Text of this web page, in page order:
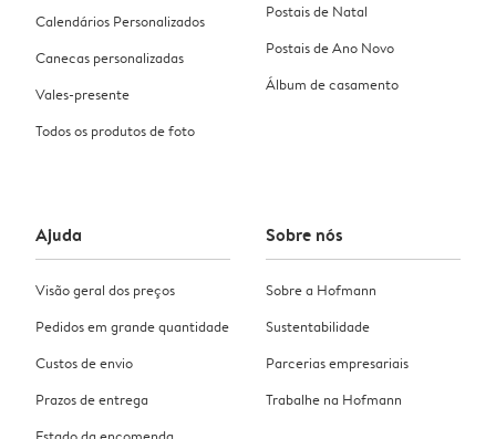
Calendários Personalizados
Canecas personalizadas
Vales-presente
Todos os produtos de foto
Postais de Natal
Postais de Ano Novo
Álbum de casamento
Ajuda
Visão geral dos preços
Pedidos em grande quantidade
Custos de envio
Prazos de entrega
Sobre nós
Sobre a Hofmann
Sustentabilidade
Parcerias empresariais
Trabalhe na Hofmann